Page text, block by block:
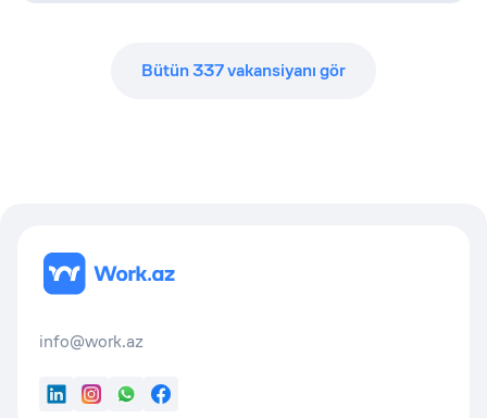
Bütün337vakansiyanı gör
info@work.az
LinkedInInstagram
WhatsApp
Facebook